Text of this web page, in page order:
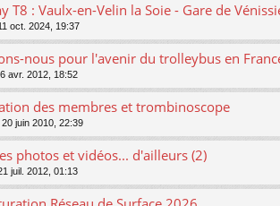
T8 : Vaulx-en-Velin la Soie - Gare de
oct. 2024, 19:37
nous pour l'avenir du trolleybus en
avr. 2012, 18:52
des membres et trombinoscope
20 juin 2010, 22:39
photos et vidéos... d'ailleurs (2)
juil. 2012, 01:13